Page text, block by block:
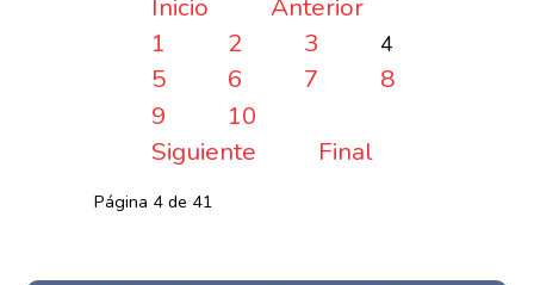
Inicio
Anterior
1
2 3 4
5 6 7
8
9
10
Siguiente
Final
Página 4 de 41